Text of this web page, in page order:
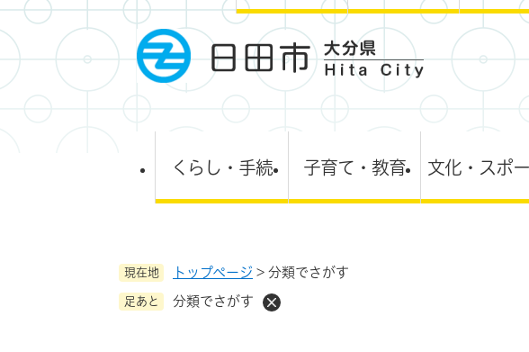
ペ
ー
の
くらし・手続 子育て・教育 文化・スポ
現在地 トップページ > 分類でさがす
足あと 分類でさがす